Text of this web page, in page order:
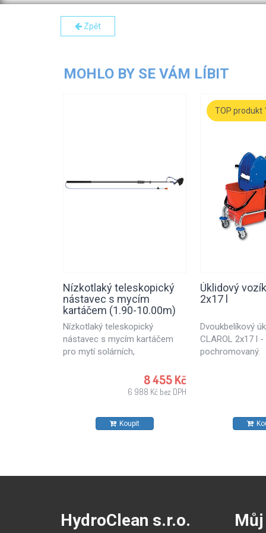
Zpět
MOHLO BY SE VÁM LÍBIT
Nízkotlaký teleskopický
nástavec s mycím
kartáčem (1.90-10.00m)
Nízkotlaký teleskopický
nástavec s mycím kartáčem
pro mytí solárních,
skleněných ploch budov a
ostatních hladkých ploch ve
mycím kartáčem. Sada pro
8 455 Kč
6 988 Kč bez DPH
Koupit
TOP produkt
Úklidový
2x17 l
Dvoukbelíkový
CLAROL 2x17 l -
pochromovaný.
HydroClean s.r.o.